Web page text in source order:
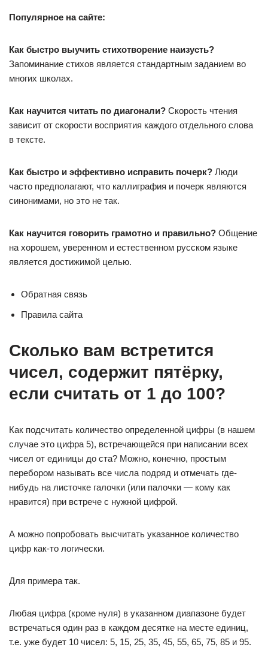
Популярное на сайте:
Как быстро выучить стихотворение наизусть?
Запоминание стихов является стандартным заданием во
многих школах.
Как научится читать по диагонали? Скорость чтения
зависит от скорости восприятия каждого отдельного слова
в тексте.
Как быстро и эффективно исправить почерк? Люди
часто предполагают, что каллиграфия и почерк являются
синонимами, но это не так.
Как научится говорить грамотно и правильно? Общение
на хорошем, уверенном и естественном русском языке
является достижимой целью.
Обратная связь
Правила сайта
Сколько вам встретится
чисел, содержит пятёрку,
если считать от 1 до 100?
Как подсчитать количество определенной цифры (в нашем
случае это цифра 5), встречающейся при написании всех
чисел от единицы до ста? Можно, конечно, простым
перебором называть все числа подряд и отмечать где-
нибудь на листочке галочки (или палочки — кому как
нравится) при встрече с нужной цифрой.
А можно попробовать высчитать указанное количество
цифр как-то логически.
Для примера так.
Любая цифра (кроме нуля) в указанном диапазоне будет
встречаться один раз в каждом десятке на месте единиц,
т.е. уже будет 10 чисел: 5, 15, 25, 35, 45, 55, 65, 75, 85 и 95.